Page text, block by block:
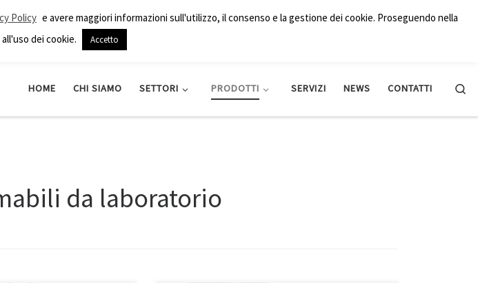
+39 06 5004204 italy@qd-europe.com
HOME CHI SIAMO SETTORI PRODOTTI SERVIZI NEWS CONTATTI
da laboratorio
Policy e avere maggiori informazioni sull'utilizzo, il consenso e la gestione dei cookie. Proseguendo nella
dei cookie.
Accetto